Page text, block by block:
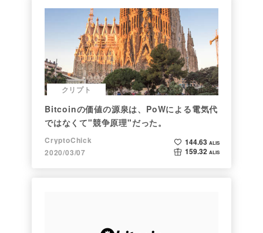
クリプト
Bitcoinの価値の源泉は、PoWによる電気代
ではなくて"競争原理"だった。
CryptoChick
2020/03/07
144.63 ALIS
159.32 ALIS